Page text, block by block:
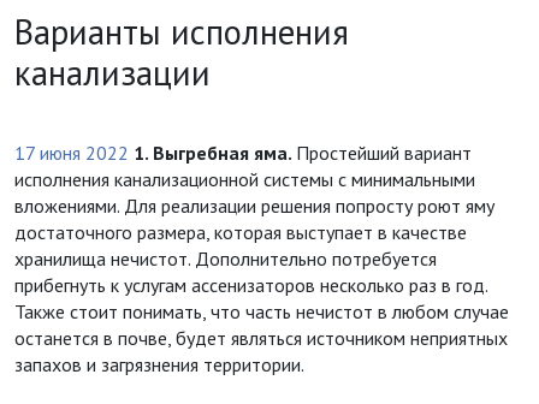
Варианты исполнения
канализации
17 июня 2022 1. Выгребная яма. Простейший вариант
исполнения канализационной системы с минимальными
вложениями. Для реализации решения попросту роют яму
достаточного размера, которая выступает в качестве
хранилища нечистот. Дополнительно потребуется
прибегнуть к услугам ассенизаторов несколько раз в год.
Также стоит понимать, что часть нечистот в любом случае
останется в почве, будет являться источником неприятных
запахов и загрязнения территории.